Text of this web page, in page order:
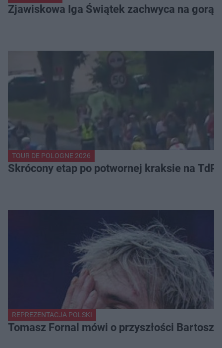
Zjawiskowa Iga Świątek zachwyca na
TOUR DE POLOGNE 2026
Skrócony etap po potwornej kraksie na
REPREZENTACJA POLSKI
Tomasz Fornal mówi o przyszłości